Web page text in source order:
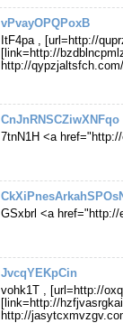
vPvayOPQPoxB
ItF4pa , [url=http://
[link=http://
http://qypzjaltsfch.com/
CnJnRNSCZiwXNFqo
7tnN1H <a
GSxbrl <a href="http://
JvcqYEKpCin
vohk1T , [url=http://
[link=http://
http://